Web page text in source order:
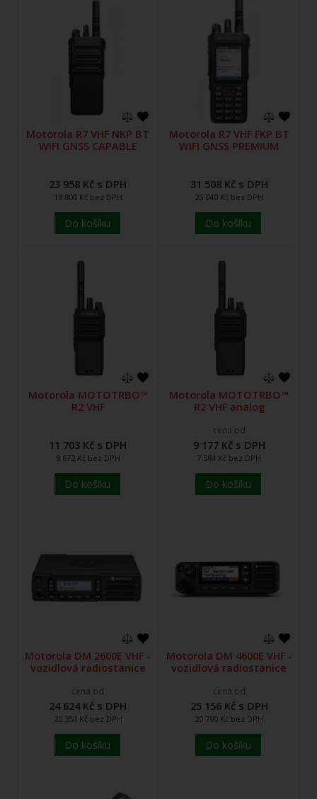
Motorola R7 VHF NKP BT
WIFI GNSS CAPABLE
23 958 Kč s DPH
19 800 Kč bez DPH
Do košíku
Motorola R7 VHF FKP BT
WIFI GNSS PREMIUM
31 508 Kč s DPH
26 040 Kč bez DPH
Do košíku
Motorola MOTOTRBO™
R2 VHF
11 703 Kč s DPH
9 672 Kč bez DPH
Do košíku
Motorola MOTOTRBO™
R2 VHF analog
cena od
9 177 Kč s DPH
7 584 Kč bez DPH
Do košíku
Motorola DM 2600E VHF -
vozidlová radiostanice
cena od
24 624 Kč s DPH
20 350 Kč bez DPH
Do košíku
Motorola DM 4600E VHF -
vozidlová radiostanice
cena od
25 156 Kč s DPH
20 790 Kč bez DPH
Do košíku